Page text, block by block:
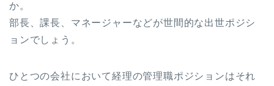
か。
部長、課長、マネージャーなどが世間的な出世ポジシ
ョンでしょう。
ひとつの会社において経理の管理職ポジションはそれ